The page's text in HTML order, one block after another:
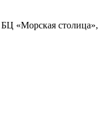
БЦ «Морская столица»,